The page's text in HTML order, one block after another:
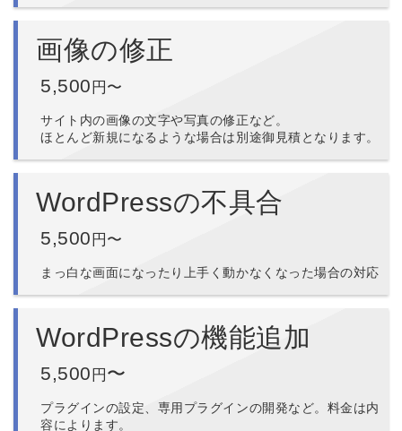
画像の修正
5,500 円〜
サイト内の画像の文字や写真の修正など。
ほとんど新規になるような場合は別途御見積となります。
WordPressの不具合
5,500 円〜
まっ白な画面になったり上手く動かなくなった場合の対応
WordPressの機能追加
5,500 円 〜
プラグインの設定、専用プラグインの開発など。料金は内
容によります。